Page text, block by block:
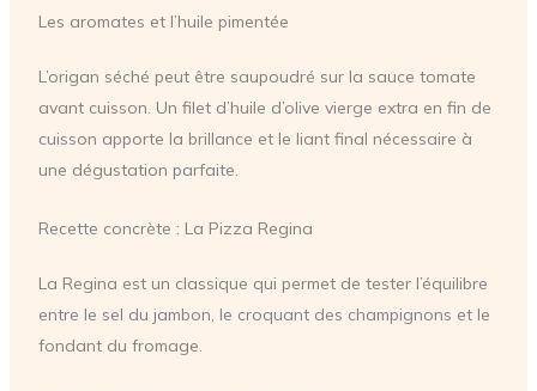
Les aromates et l’huile pimentée
L’origan séché peut être saupoudré sur la sauce tomate
avant cuisson. Un filet d’huile d’olive vierge extra en fin de
cuisson apporte la brillance et le liant final nécessaire à
une dégustation parfaite.
Recette concrète : La Pizza Regina
La Regina est un classique qui permet de tester l’équilibre
entre le sel du jambon, le croquant des champignons et le
fondant du fromage.